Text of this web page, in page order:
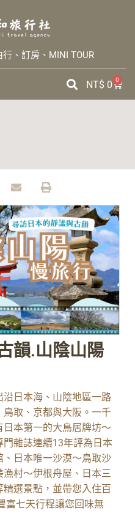
、訂房、MINI TOUR
NT$ 0 0
韻.山陰山陽
日本海、山陰地區一路
取、京都與大阪。一千
本第一的大鳥居牌坊～
雜誌連續13年評為日本
日本唯一沙漠～鳥取沙
村～伊根舟屋、日本三
選景點，並帶您入住百
富七天行程讓您回味無